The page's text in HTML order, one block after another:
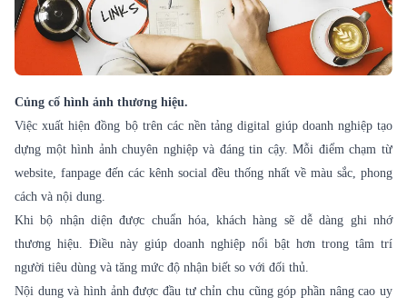
Củng cố hình ảnh thương hiệu.
Việc xuất hiện đồng bộ trên các nền tảng digital giúp doanh nghiệp tạo
dựng một hình ảnh chuyên nghiệp và đáng tin cậy. Mỗi điểm chạm từ
website, fanpage đến các kênh social đều thống nhất về màu sắc, phong
cách và nội dung.
Khi bộ nhận diện được chuẩn hóa, khách hàng sẽ dễ dàng ghi nhớ
thương hiệu. Điều này giúp doanh nghiệp nổi bật hơn trong tâm trí
người tiêu dùng và tăng mức độ nhận biết so với đối thủ.
Nội dung và hình ảnh được đầu tư chỉn chu cũng góp phần nâng cao uy